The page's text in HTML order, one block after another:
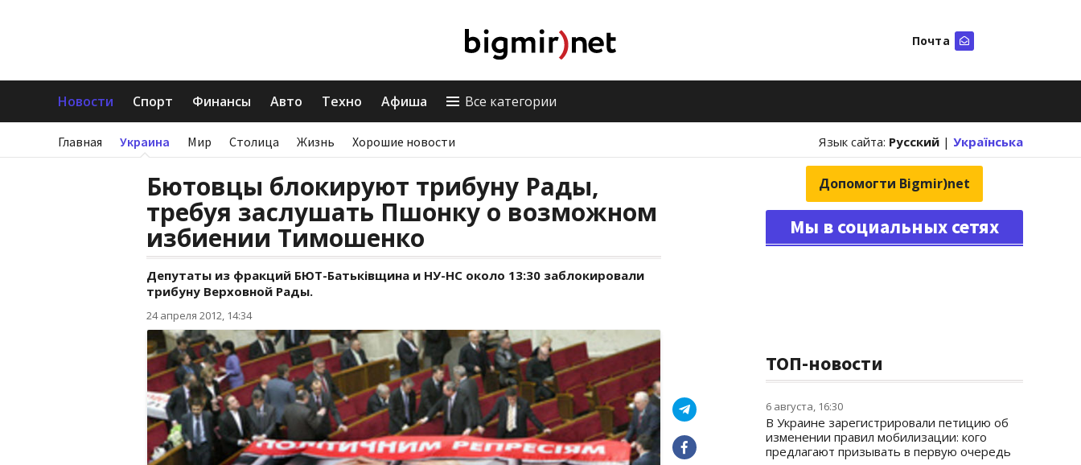
Почта
Новости Спорт Финансы Авто Техно Афиша Все категории
Главная Украина Мир Столица Жизнь Хорошие новости Язык сайта: Русский | Українська
Бютовцы блокируют трибуну Рады,
требуя заслушать Пшонку о возможном
избиении Тимошенко
Депутаты из фракций БЮТ-Батьківщина и НУ-НС около 13:30 заблокировали
трибуну Верховной Рады.
24 апреля 2012, 14:34
Допомогти Bigmir)net
Мы в социальных сетях
ТОП-новости
6 августа, 16:30
В Украине зарегистрировали петицию об
изменении правил мобилизации: кого
предлагают призывать в первую очередь